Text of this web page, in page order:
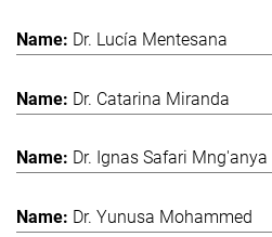
Dr. Lucía Mentesana
Dr. Catarina Miranda
Dr. Ignas Safari Mng'anya
Dr. Yunusa Mohammed